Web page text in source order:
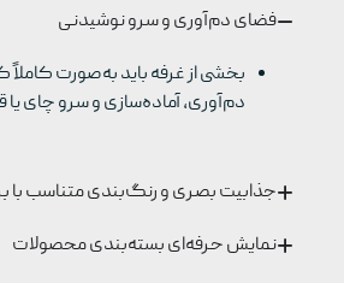
فضای دم‌آوری و سرو نوشیدنی
بخشی از غرفه باید به‌صورت کاملاً
دم‌آوری، آماده‌سازی و سرو چای
جذابیت بصری و رنگ‌بندی متناسب با
نمایش حرفه‌ای بسته‌بندی محصولات